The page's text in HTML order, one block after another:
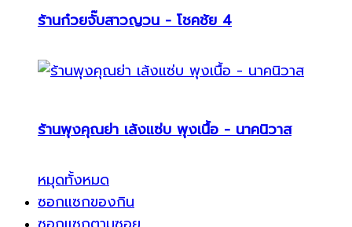
ร้านก๋วยจั๊บสาวญวน - โชคชัย 4
ร้านพุงคุณย่า เล้งแซ่บ พุงเนื้อ - นาคนิวาส
หมุดทั้งหมด
ซอกแซกของกิน